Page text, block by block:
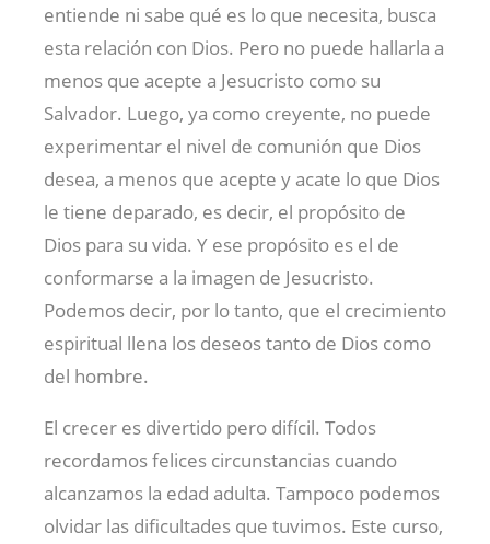
entiende ni sabe qué es lo que necesita, busca
esta relación con Dios. Pero no puede hallarla a
menos que acepte a Jesucristo como su
Salvador. Luego, ya como creyente, no puede
experimentar el nivel de comunión que Dios
desea, a menos que acepte y acate lo que Dios
le tiene deparado, es decir, el propósito de
Dios para su vida. Y ese propósito es el de
conformarse a la imagen de Jesucristo.
Podemos decir, por lo tanto, que el crecimiento
espiritual llena los deseos tanto de Dios como
del hombre.
El crecer es divertido pero difícil. Todos
recordamos felices circunstancias cuando
alcanzamos la edad adulta. Tampoco podemos
olvidar las dificultades que tuvimos. Este curso,